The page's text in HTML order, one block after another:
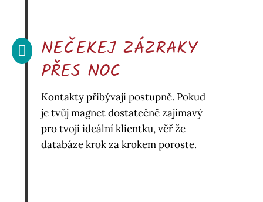

NEČEKEJ ZÁZRAKY
PŘES NOC
Kontakty přibývají postupně. Pokud
je tvůj magnet dostatečně zajímavý
pro tvoji ideální klientku, věř že
databáze krok za krokem poroste.